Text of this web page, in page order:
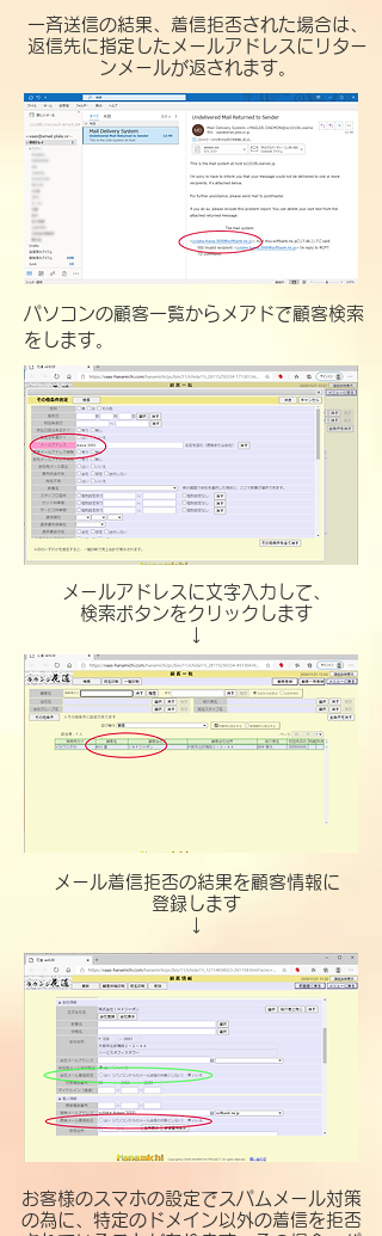
一斉送信の結果、着信拒否された場合は、
返信先に指定したメールアドレスにリター
ンメールが返されます。
​パソコンの顧客一覧からメアドで顧客検索
をします。
メールアドレスに文字入力して、
検索ボタンをクリックします
​↓
メール着信拒否の結果を顧客情報に
登録します
​↓
お客様のスマホの設定でスパムメール対策
の為に、特定のドメイン以外の着信を拒否